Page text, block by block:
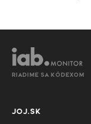
RIADIME SA KÓDEXOM
JOJ.SK